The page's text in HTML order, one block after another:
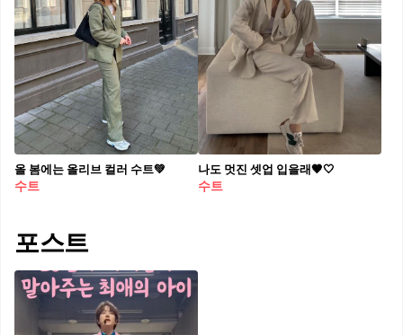
올 봄에는 올리브 컬러 수트💚
수트
나도 멋진 셋업 입을래🤎🤍
수트
포스트